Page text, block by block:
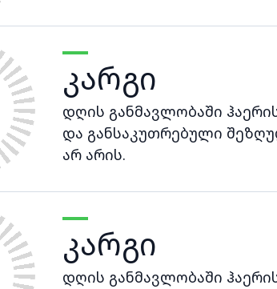
კარგი
დღის განმავლობაში
და განსაკუთრებული
არ არის.
კარგი
დღის განმავლობაში